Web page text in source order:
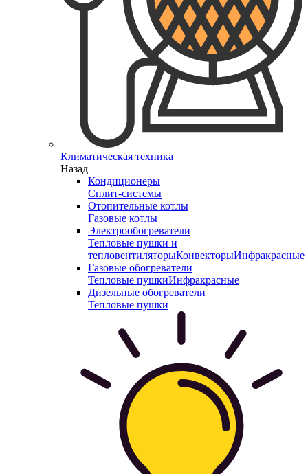
Климатическая техника
Назад
Кондиционеры
Сплит-системы
Отопительные котлы
Газовые котлы
Электрообогреватели
Тепловые пушки и
тепловентиляторыКонвекторыИнфракрасные
Газовые обогреватели
Тепловые пушкиИнфракрасные
Дизельные обогреватели
Тепловые пушки